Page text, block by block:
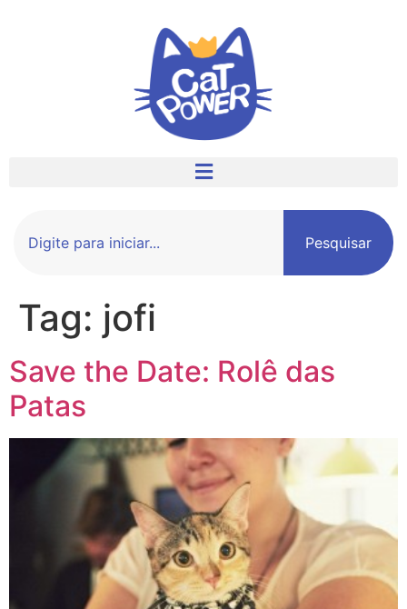
Pesquisar
Tag: jofi
Save the Date: Rolê das
Patas